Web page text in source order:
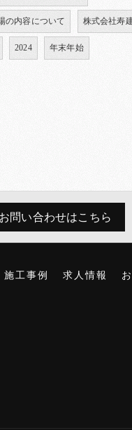
の内容について 株式会社寿
2024 年末年始
お問い合わせはこちら
施工事例 求人情報